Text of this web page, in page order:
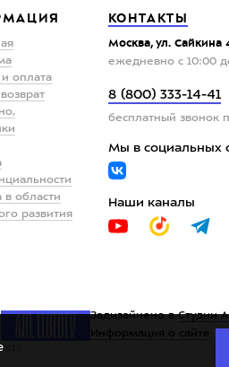
и оплата
в области
развития
КОНТАКТЫ
Москва, ул. Сайкина
ежедневно с 10:00
8 (800) 333-14-41
бесплатный звонок
Мы в социальных
Наши каналы
Задизайнено вСтудии
Информация о сайте